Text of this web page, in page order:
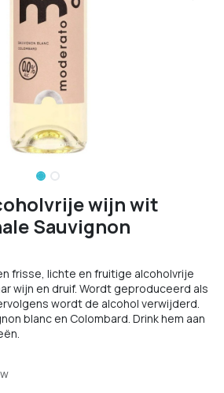
wijn wit
Sauvignon
frisse, lichte en fruitige alcoholvrije
wijn en druif. Wordt geproduceerd als
wordt de alcohol verwijderd.
blanc en Colombard. Drink hem aan